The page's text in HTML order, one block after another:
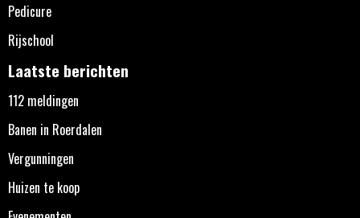
Pedicure
Rijschool
Laatste berichten
112 meldingen
Banen in Roerdalen
Vergunningen
Huizen te koop